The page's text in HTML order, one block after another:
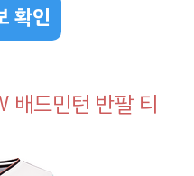
확인
배드민턴 반팔 티